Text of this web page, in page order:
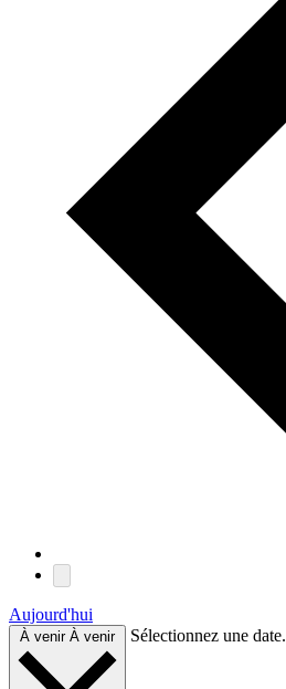
Aujourd'hui
À venir À venir Sélectionnez une date.